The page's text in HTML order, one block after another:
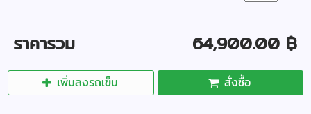
ราคารวม 64,900.00 ฿
เพิ่มลงรถเข็น สั่งซื้อ